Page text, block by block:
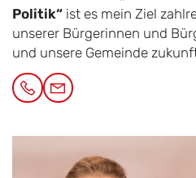
Politik“ ist es mein Ziel
unserer Bürgerinnen und
und unsere Gemeinde